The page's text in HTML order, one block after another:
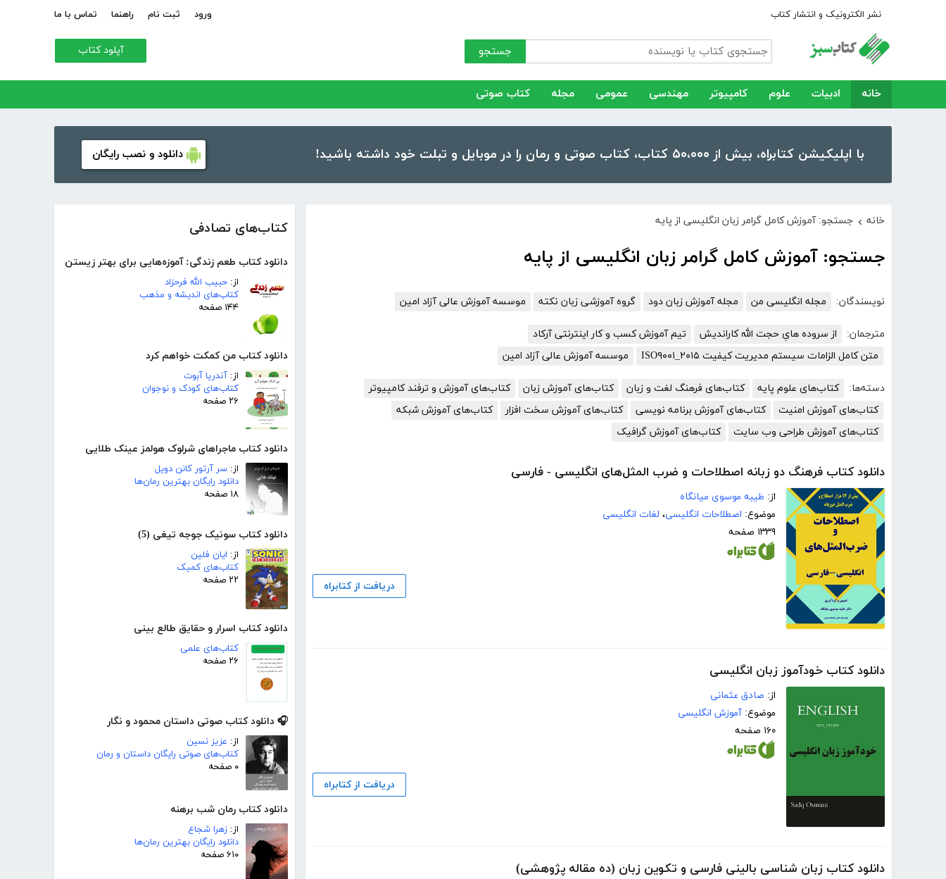
نشر الکترونیک و انتشار کتاب ورود ثبت نام راهنما تماس با ما
جستجو آپلود کتاب
خانه ادبیات علوم کامپیوتر مهندسی عمومی مجله کتاب صوتی
با اپلیکیشن کتابراه، بیش از ۵۰،۰۰۰ کتاب، کتاب صوتی و رمان را در موبایل و تبلت خود داشته باشید! دانلود و نصب رایگان
کتاب‌های تصادفی
دانلود کتاب طعم زندگی: آموزه‌هایی برای بهتر زیستن
از: حبیب الله فرحزاد
کتاب‌های اندیشه و مذهب
۱۴۴ صفحه
دانلود کتاب من کمکت خواهم کرد
از: آندریا آبوت
کتاب‌های کودک و نوجوان
۲۶ صفحه
دانلود کتاب ماجراهای شرلوک هولمز عینک طلایی
از: سر آرتور کانن دویل
دانلود رایگان بهترین رمان‌ها
۱۸ صفحه
دانلود کتاب سونیک جوجه تیغی (5)
از: ایان فلین
کتاب‌های کمیک
۲۲ صفحه
دانلود کتاب اسرار و حقایق طالع بینی
کتاب‌های علمی
۲۶ صفحه
🎧 دانلود کتاب صوتی داستان محمود و نگار
از: عزیز نسین
کتاب‌های صوتی رایگان داستان و رمان
۰ صفحه
دانلود کتاب رمان شب برهنه
از: زهرا شجاع
دانلود رایگان بهترین رمان‌ها
۶۱۰ صفحه
خانه › جستجو: آموزش کامل گرامر زبان انگلیسی از پایه
جستجو: آموزش کامل گرامر زبان انگلیسی از پایه
نویسندگان: مجله انگلیسی من مجله آموزش زبان دود گروه آموزشی زبان نکته موسسه آموزش عالی آزاد امین
مترجمان: از سروده هایِ حجت الله کاراندیش
تیم آموزش کسب و کار اینترنتی آرکاد
متن کامل الزامات سیستم مدیریت کیفیت ISO۹۰۰۱_۲۰۱۵
موسسه آموزش عالی آزاد امین
دسته‌ها: کتاب‌های علوم پایه کتاب‌های فرهنگ لغت و زبان کتاب‌های آموزش زبان
کتاب‌های آموزش و ترفند کامپیوتر
کتاب‌های آموزش امنیت
کتاب‌های آموزش برنامه نویسی کتاب‌های آموزش سخت افزار
کتاب‌های آموزش شبکه
کتاب‌های آموزش طراحی وب سایت
کتاب‌های آموزش گرافیک
دانلود کتاب فرهنگ دو زبانه اصطلاحات و ضرب المثل‌های انگلیسی - فارسی
از: طیبه موسوی میانگاه
موضوع: اصطلاحات انگلیسی، لغات انگلیسی
۱۳۳۹ صفحه
دریافت از کتابراه
دانلود کتاب خودآموز زبان انگلیسی
از: صادق عثمانی
موضوع: آموزش انگلیسی
۱۶۰ صفحه
دریافت از کتابراه
دانلود کتاب زبان شناسی بالینی فارسی و تکوین زبان (ده مقاله پژوهشی)